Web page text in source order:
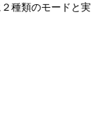
種類のモードと実